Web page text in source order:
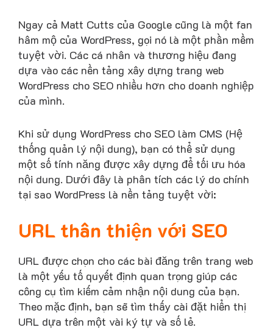
Ngay cả Matt Cutts của Google cũng là một fan
hâm mộ của WordPress, gọi nó là một phần mềm
tuyệt vời. Các cá nhân và thương hiệu đang
dựa vào các nền tảng xây dựng trang web
WordPress cho SEO nhiều hơn cho doanh nghiệp
của mình.
Khi sử dụng WordPress cho SEO làm CMS (Hệ
thống quản lý nội dung), bạn có thể sử dụng
một số tính năng được xây dựng để tối ưu hóa
nội dung. Dưới đây là phân tích các lý do chính
tại sao WordPress là nền tảng tuyệt vời:
URL thân thiện với SEO
URL được chọn cho các bài đăng trên trang web
là một yếu tố quyết định quan trọng giúp các
công cụ tìm kiếm cảm nhận nội dung của bạn.
Theo mặc định, bạn sẽ tìm thấy cài đặt hiển thị
URL dựa trên một vài ký tự và số lẻ.